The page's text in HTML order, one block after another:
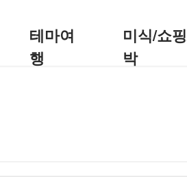
테마여
행
미식/쇼
박